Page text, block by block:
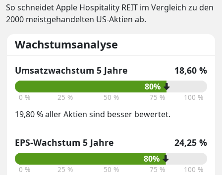
So schneidet Apple Hospitality REIT im Vergleich zu den
2000 meistgehandelten US-Aktien ab.
Wachstumsanalyse
Umsatzwachstum 5 Jahre 18,60 %
80%
0 % 25 % 50 % 75 % 100 %
19,80 % aller Aktien sind besser bewertet.
EPS-Wachstum 5 Jahre 24,25 %
80%
0 % 25 % 50 % 75 % 100 %